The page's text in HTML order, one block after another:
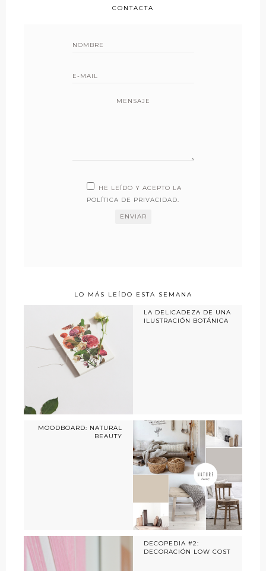
CONTACTA
MENSAJE
HE LEÍDO Y ACEPTO LA
POLÍTICA DE PRIVACIDAD
LO MÁS LEÍDO ESTA SEMANA
LA DELICADEZA DE UNA
ILUSTRACIÓN BOTÁNICA
MOODBOARD: NATURAL
BEAUTY
DECOPEDIA #2:
DECORACIÓN LOW COST